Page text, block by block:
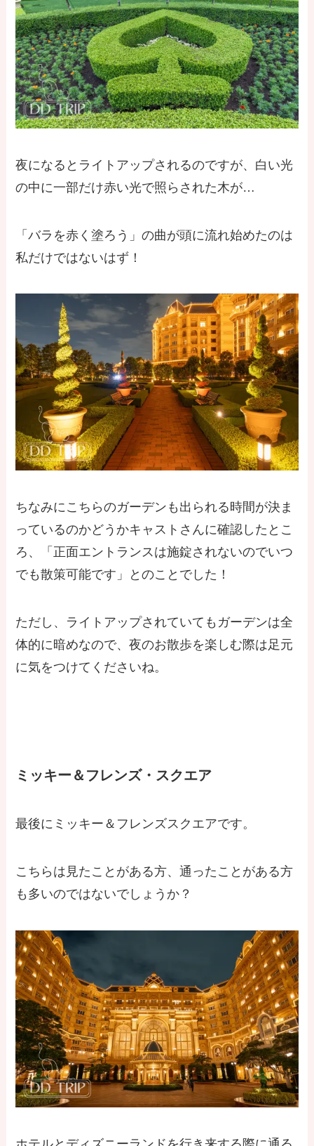
夜になるとライトアップされるのですが、白い光
の中に一部だけ赤い光で照らされた木が…
「バラを赤く塗ろう」の曲が頭に流れ始めたのは
私だけではないはず！
ちなみにこちらのガーデンも出られる時間が決ま
っているのかどうかキャストさんに確認したとこ
ろ、「正面エントランスは施錠されないのでいつ
でも散策可能です」とのことでした！
ただし、ライトアップされていてもガーデンは全
体的に暗めなので、夜のお散歩を楽しむ際は足元
に気をつけてくださいね。
ミッキー＆フレンズ・スクエア
最後にミッキー＆フレンズスクエアです。
こちらは見たことがある方、通ったことがある方
も多いのではないでしょうか？